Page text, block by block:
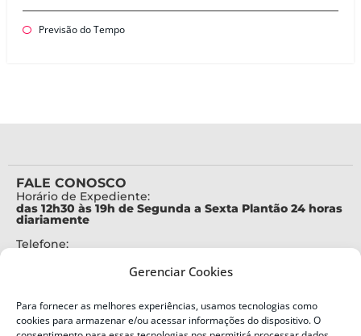
Gerenciar Cookies
Para fornecer as melhores experiências, usamos tecnologias como
cookies para armazenar e/ou acessar informações do dispositivo. O
Previsão do Tempo
FALE CONOSCO
Horário de Expediente:
das 12h30 às 19h de Segunda a Sexta Plantão 24 horas
diariamente
Telefone:
Alertas Defesa Civil:
SMS 40199